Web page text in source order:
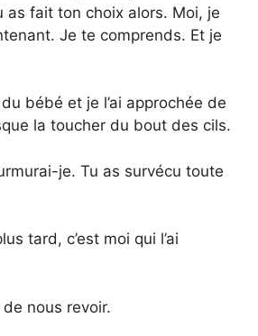
as fait ton choix alors. Moi, je
Je te comprends. Et je
bébé et je l’ai approchée de
la toucher du bout des cils.
je. Tu as survécu toute
tard, c’est moi qui l’ai
nous revoir.